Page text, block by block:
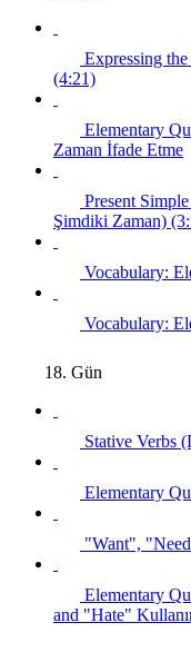
Expressing
(4:21)
Elementary
Zaman İfade Etme
Present
Şimdiki Zaman)
Vocabulary:
Vocabulary:
18. Gün
Stative Verbs
Elementary
"Want",
Elementary
and "Hate"